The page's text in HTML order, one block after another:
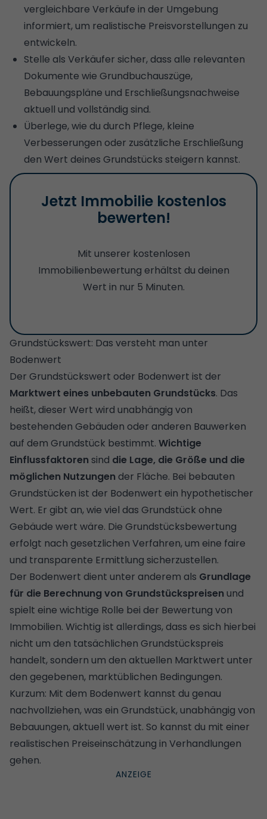
vergleichbare Verkäufe in der Umgebung
informiert, um realistische Preisvorstellungen zu
entwickeln.
Stelle als Verkäufer sicher, dass alle relevanten
Dokumente wie Grundbuchauszüge,
Bebauungspläne und Erschließungsnachweise
aktuell und vollständig sind.
Überlege, wie du durch Pflege, kleine
Verbesserungen oder zusätzliche Erschließung
den Wert deines Grundstücks steigern kannst.
Jetzt Immobilie kostenlos
bewerten!
Mit unserer kostenlosen
Immobilienbewertung erhältst du deinen
Wert in nur 5 Minuten.
Grundstückswert: Das versteht man unter
Bodenwert
Der Grundstückswert oder Bodenwert ist der
Marktwert eines unbebauten Grundstücks. Das
heißt, dieser Wert wird unabhängig von
bestehenden Gebäuden oder anderen Bauwerken
auf dem Grundstück bestimmt. Wichtige
Einflussfaktoren sind die Lage, die Größe und die
möglichen Nutzungen der Fläche. Bei bebauten
Grundstücken ist der Bodenwert ein hypothetischer
Wert. Er gibt an, wie viel das Grundstück ohne
Gebäude wert wäre. Die Grundstücksbewertung
erfolgt nach gesetzlichen Verfahren, um eine faire
und transparente Ermittlung sicherzustellen.
Der Bodenwert dient unter anderem als Grundlage
für die Berechnung von Grundstückspreisen und
spielt eine wichtige Rolle bei der Bewertung von
Immobilien. Wichtig ist allerdings, dass es sich hierbei
nicht um den tatsächlichen Grundstückspreis
handelt, sondern um den aktuellen Marktwert unter
den gegebenen, marktüblichen Bedingungen.
Kurzum: Mit dem Bodenwert kannst du genau
nachvollziehen, was ein Grundstück, unabhängig von
Bebauungen, aktuell wert ist. So kannst du mit einer
realistischen Preiseinschätzung in Verhandlungen
gehen.